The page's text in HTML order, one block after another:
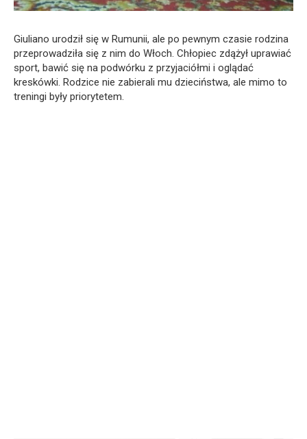
Giuliano urodził się w Rumunii, ale po pewnym czasie rodzina
przeprowadziła się z nim do Włoch. Chłopiec zdążył uprawiać
sport, bawić się na podwórku z przyjaciółmi i oglądać
kreskówki. Rodzice nie zabierali mu dzieciństwa, ale mimo to
treningi były priorytetem.